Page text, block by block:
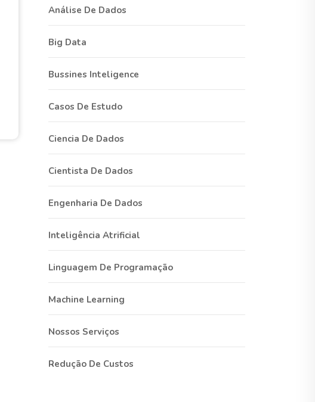
Análise De Dados
Big Data
Bussines Inteligence
Casos De Estudo
Ciencia De Dados
Cientista De Dados
Engenharia De Dados
Inteligência Atrificial
Linguagem De Programação
Machine Learning
Nossos Serviços
Redução De Custos